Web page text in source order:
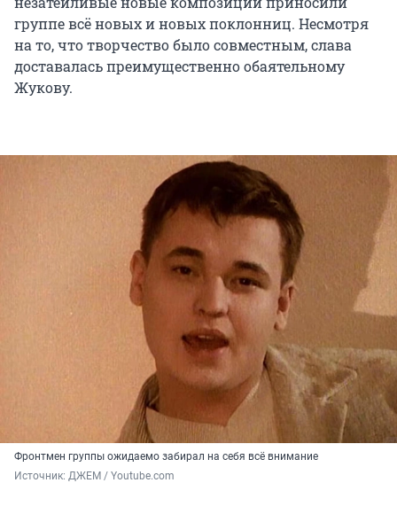
группе всё новых и новых поклонниц. Несмотря
на то, что творчество было совместным, слава
доставалась преимущественно обаятельному
Жукову.
Фронтмен группы ожидаемо забирал на себя всё внимание
Источник: ДЖЕМ / Youtube.com